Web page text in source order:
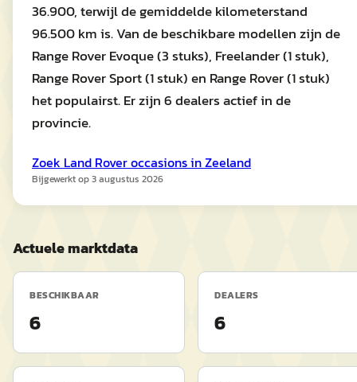
36.900, terwijl de gemiddelde kilometerstand
96.500 km is. Van de beschikbare modellen zijn de
Range Rover Evoque (3 stuks), Freelander (1 stuk),
Range Rover Sport (1 stuk) en Range Rover (1 stuk)
het populairst. Er zijn 6 dealers actief in de
provincie.
Zoek Land Roveroccasions inZeeland
Bijgewerkt op3 augustus 2026
Actuele marktdata
BESCHIKBAAR
6
DEALERS
6